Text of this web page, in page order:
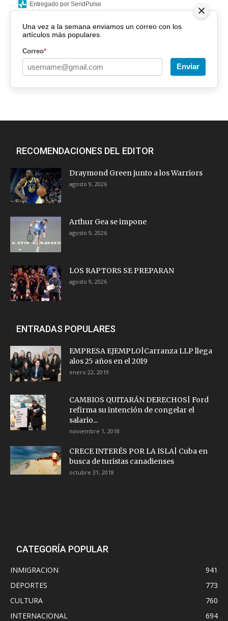
Una vez a la semana enviamos un correo con los
artículos más populares.
Correo*
Enviar
Entregado por SendPulse
RECOMENDACIONES DEL EDITOR
Draymond Green junto a los Warriors
agosto 9, 2026
Arthur Gea se impone
agosto 9, 2026
LOS RAPTORS SE PREPARAN
agosto 9, 2026
ENTRADAS POPULARES
EMPRESA EJEMPLO|Carranza LLP llega
alos 25 años en el 2019
enero 22, 2019
CAMBIOS QUITARÁN DERECHOS| Ford
refirma su intención de congelar el
salario...
noviembre 1, 2018
CRECE INTERÉS POR LA ISLA| Cuba en
busca de turistas canadienses
octubre 31, 2018
CATEGORÍA POPULAR
INMIGRACION
941
DEPORTES
773
CULTURA
760
INTERNACIONAL
694